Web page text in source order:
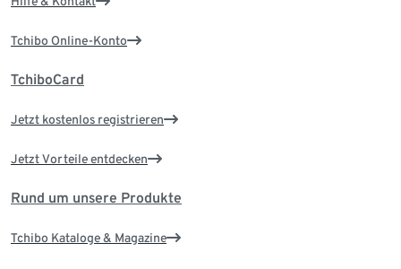
Tchibo Online-Konto
TchiboCard
Jetzt kostenlos registrieren
Jetzt Vorteile entdecken
Rund um unsere Produkte
Tchibo Kataloge & Magazine